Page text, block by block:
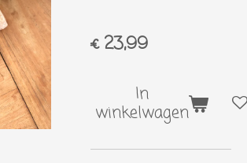
€ 23,99
In
winkelwagen